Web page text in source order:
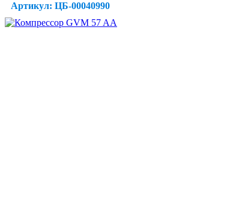
Артикул: ЦБ-00040990